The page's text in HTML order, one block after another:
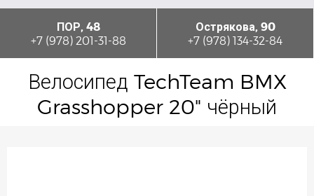
ПОР, 48
+7 (978) 201-31-88
Острякова, 90
+7 (978) 134-32-84
Велосипед TechTeam BMX
Grasshopper 20" чёрный